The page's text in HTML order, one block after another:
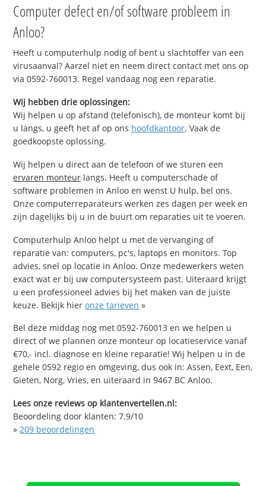
Computer defect en/of software probleem in
Anloo?
Heeft u computerhulp nodig of bent u slachtoffer van een
virusaanval? Aarzel niet en neem direct contact met ons op
via 0592-760013. Regel vandaag nog een reparatie.
Wij hebben drie oplossingen:
Wij helpen u op afstand (telefonisch), de monteur komt bij
u langs, u geeft het af op ons hoofdkantoor. Vaak de
goedkoopste oplossing.
Wij helpen u direct aan de telefoon of we sturen een
ervaren monteur langs. Heeft u computerschade of
software problemen in Anloo en wenst U hulp, bel ons.
Onze computerreparateurs werken zes dagen per week en
zijn dagelijks bij u in de buurt om reparaties uit te voeren.
Computerhulp Anloo helpt u met de vervanging of
reparatie van: computers, pc's, laptops en monitors. Top
advies, snel op locatie in Anloo. Onze medewerkers weten
exact wat er bij uw computersysteem past. Uiteraard krijgt
u een professioneel advies bij het maken van de juiste
keuze. Bekijk hieronze tarieven »
Bel deze middag nog met 0592-760013 en we helpen u
direct of we plannen onze monteur op locatieservice vanaf
€70,- incl. diagnose en kleine reparatie! Wij helpen u in de
gehele 0592 regio en omgeving, dus ook in: Assen, Eext, Een,
Gieten, Norg, Vries, en uiteraard in 9467 BC Anloo.
Lees onze reviews op klantenvertellen.nl:
Beoordeling door klanten:7.9/10
»209 beoordelingen